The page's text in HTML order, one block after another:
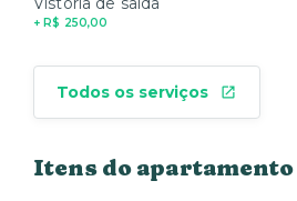
+ R$ 250,00
Todos os serviços
Itens do apartamento